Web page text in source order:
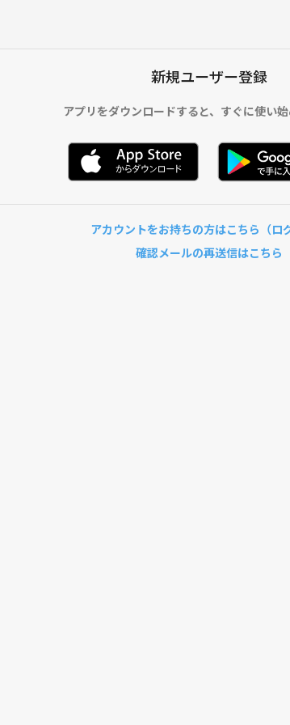
新規ユーザー登録
アプリをダウンロードすると、 すぐに使い始
アカウントをお持ちの方はこちら（ロ
確認メールの再送信はこちら